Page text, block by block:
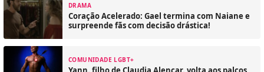
DRAMA
Coração Acelerado: Gael termina com Naiane e
surpreende fãs com decisão drástica!
COMUNIDADE LGBT+